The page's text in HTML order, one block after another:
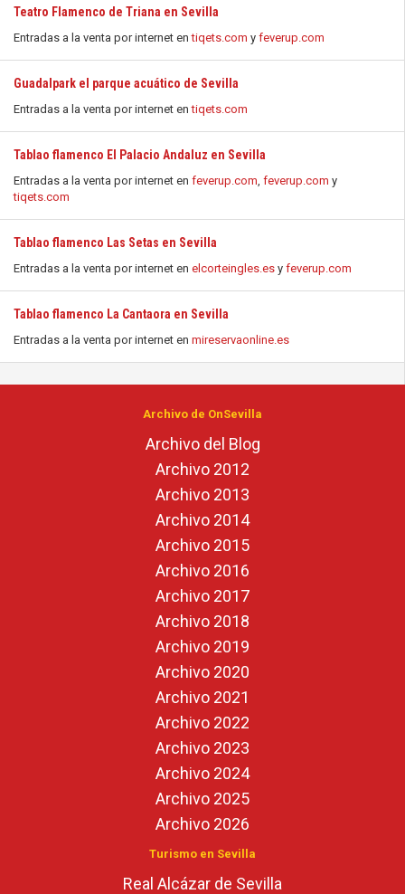
Teatro Flamenco de Triana en Sevilla
Entradas a la venta por internet entiqets.com y feverup.com
Guadalpark el parque acuático de Sevilla
Entradas a la venta por internet entiqets.com
Tablao flamenco El Palacio Andaluz en Sevilla
Entradas a la venta por internet en feverup.com, feverup.com y
tiqets.com
Tablao flamenco Las Setas en Sevilla
Entradas a la venta por internet en elcorteingles.es y feverup.com
Tablao flamenco La Cantaora en Sevilla
Entradas a la venta por internet en mireservaonline.es
Archivo de OnSevilla
Archivo del Blog
Archivo 2012
Archivo 2013
Archivo 2014
Archivo 2015
Archivo 2016
Archivo 2017
Archivo 2018
Archivo 2019
Archivo 2020
Archivo 2021
Archivo 2022
Archivo 2023
Archivo 2024
Archivo 2025
Archivo 2026
Turismo en Sevilla
Real Alcázar de Sevilla